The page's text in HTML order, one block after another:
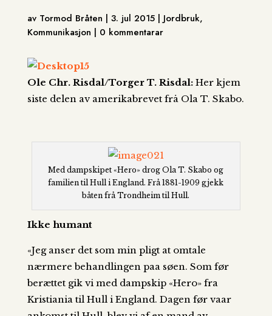
av Tormod Bråten | 3. jul 2015 | Jordbruk,
Kommunikasjon | 0 kommentarar
Ole Chr. Risdal/Torger T. Risdal:Her kjem
siste delen av amerikabrevet frå Ola T. Skabo.
Med dampskipet «Hero» drog Ola T. Skabo og
familien til Hull i England. Frå 1881-1909 gjekk
båten frå Trondheim til Hull.
Ikke humant
«Jeg anser det som min pligt at omtale
nærmere behandlingen paa søen. Som før
berættet gik vi med dampskip «Hero» fra
Kristiania til Hull i England. Dagen før vaar